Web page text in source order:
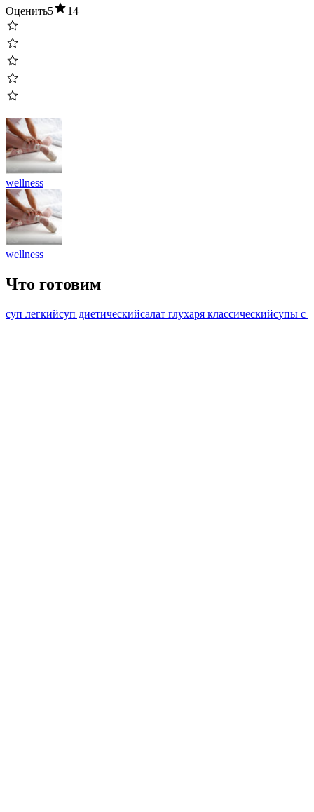
Оценить5 14
wellness
wellness
Что готовим
суп легкийсуп диетическийсалат глухаря классическийсупы с